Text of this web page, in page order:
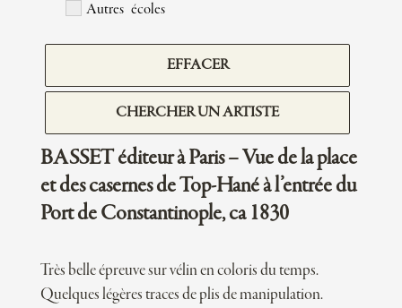
Autres écoles
EFFACER
CHERCHER UN ARTISTE
BASSET éditeur à Paris – Vue de la place
et des casernes de Top-Hané à l’entrée du
Port de Constantinople, ca 1830
Très belle épreuve sur vélin en coloris du temps.
Quelques légères traces de plis de manipulation.